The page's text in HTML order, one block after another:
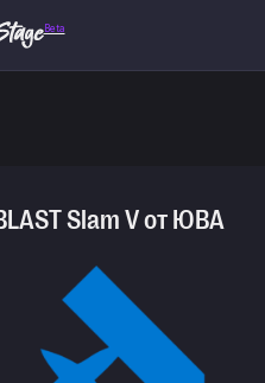
Beta
Slam V от ЮВА